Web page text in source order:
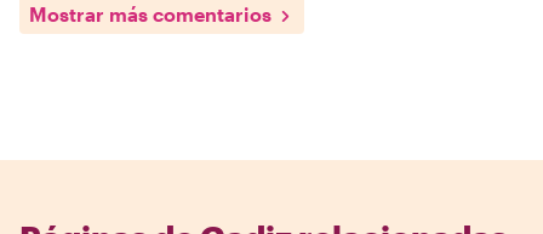
Mostrar más comentarios